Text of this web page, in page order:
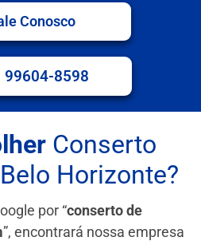
Conosco
99604-8598
Conserto
Horizonte?
por “conserto de
”, encontrará nossa empresa